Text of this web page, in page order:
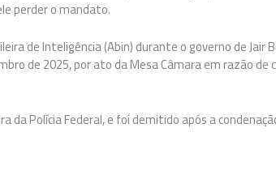
perder o mandato.
de Inteligência (Abin) durante o governo de Jair
de 2025, por ato da Mesa Câmara em razão de
da Polícia Federal, e foi demitido após a